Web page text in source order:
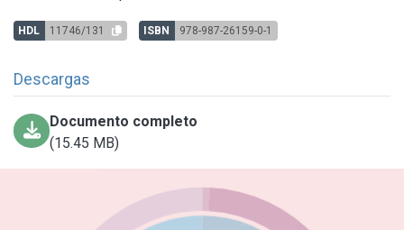
HDL 11746/131 ISBN 978-987-26159-0-1
Descargas
Documento completo
(15.45 MB)